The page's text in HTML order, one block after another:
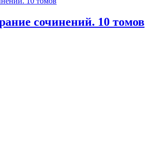
сочинений. 10 томов